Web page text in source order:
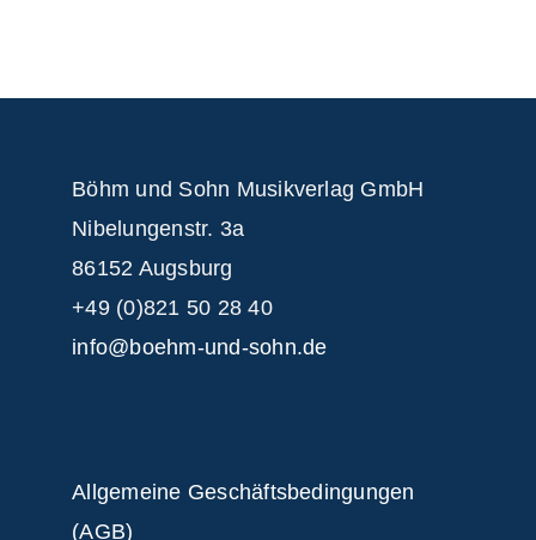
Böhm und Sohn Musikverlag GmbH
Nibelungenstr. 3a
86152 Augsburg
+49 (0)821 50 28 40
info@boehm-und-sohn.de
Allgemeine Geschäftsbedingungen
(AGB)